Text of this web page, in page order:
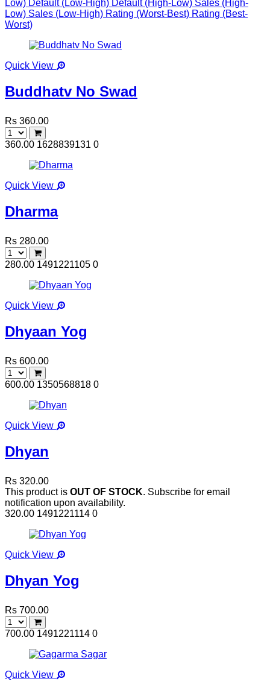
Low) Default (Low-High) Default (High-Low) Sales (High-
Low) Sales (Low-High) Rating (Worst-Best) Rating (Best-
Worst)
Quick View
Buddhatv No Swad
Rs 360.00
360.00 1628839131 0
Quick View
Dharma
Rs 280.00
280.00 1491221105 0
Quick View
Dhyaan Yog
Rs 600.00
600.00 1350568818 0
Quick View
Dhyan
Rs 320.00
This product is OUT OF STOCK. Subscribe for email
notification upon availability.
320.00 1491221114 0
Quick View
Dhyan Yog
Rs 700.00
700.00 1491221114 0
Quick View